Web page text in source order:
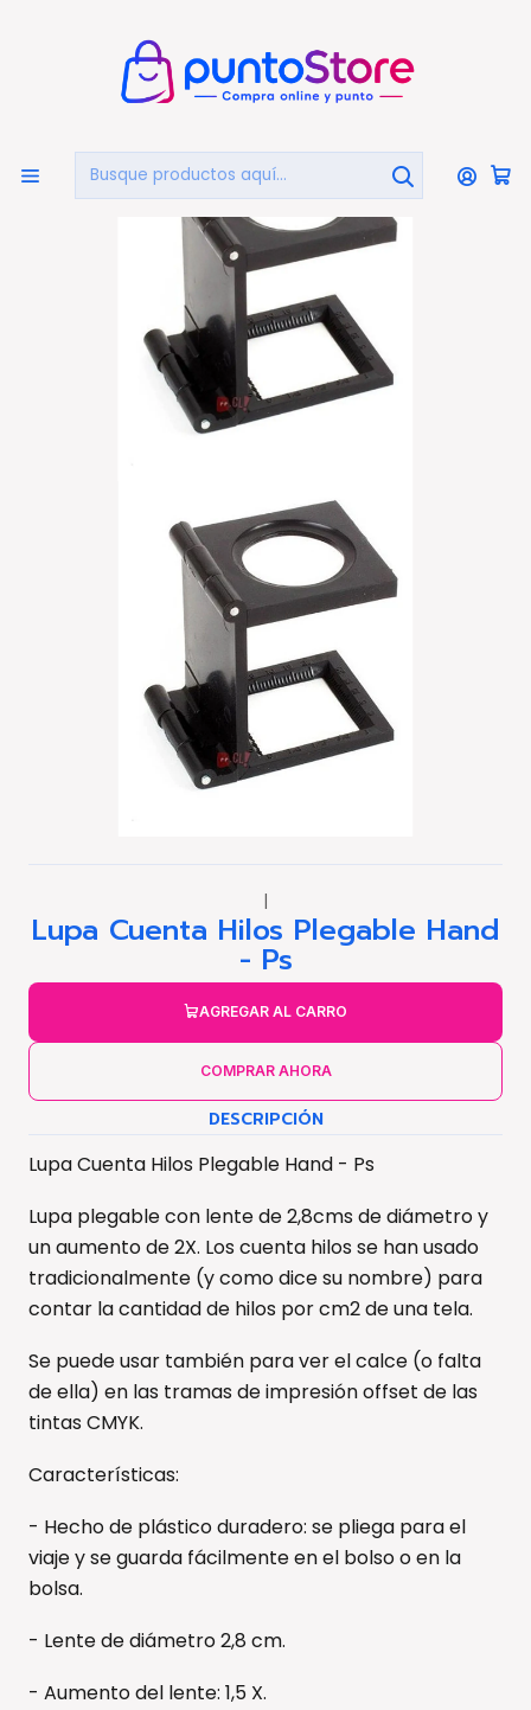
Inicio LIBRERÍA Y ARTE Lupas
Lupa Cuenta Hilos Plegable Hand - Ps
|
Lupa Cuenta Hilos Plegable Hand
- Ps
AGREGAR AL CARRO
COMPRAR AHORA
DESCRIPCIÓN
Lupa Cuenta Hilos Plegable Hand - Ps
Lupa plegable con lente de 2,8cms de diámetro y
un aumento de 2X. Los cuenta hilos se han usado
tradicionalmente (y como dice su nombre) para
contar la cantidad de hilos por cm2 de una tela.
Se puede usar también para ver el calce (o falta
de ella) en las tramas de impresión offset de las
tintas CMYK.
Características:
- Hecho de plástico duradero: se pliega para el
viaje y se guarda fácilmente en el bolso o en la
bolsa.
- Lente de diámetro 2,8 cm.
- Aumento del lente: 1,5 X.